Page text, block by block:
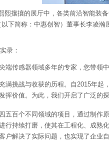
熙攘攘的展厅中，各类前沿智能装
下简称：中惠创智）董事长李凌
录：
端传感器领域多年的专家，您带领
满挑战与收获的历程。自2015年
挥价值。为此，我们开启了广泛的
五百个不同领域的项目，通过制作
行持续打磨，使其在工程化、成熟
户解决了实际问题，也实现了企业